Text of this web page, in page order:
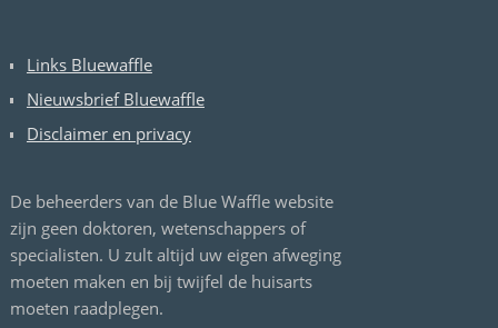
Links Bluewaffle
Nieuwsbrief Bluewaffle
Disclaimer en privacy
De beheerders van de Blue Waffle website
zijn geen doktoren, wetenschappers of
specialisten. U zult altijd uw eigen afweging
moeten maken en bij twijfel de huisarts
moeten raadplegen.